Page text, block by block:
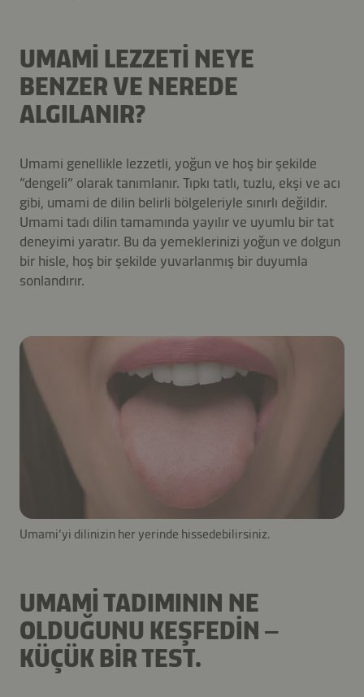
UMAMI LEZZETI NEYE
BENZER VE NEREDE
ALGILANIR?
Umami genellikle lezzetli, yoğun ve hoş bir şekilde
“dengeli” olarak tanımlanır. Tıpkı tatlı, tuzlu, ekşi ve acı
gibi, umami de dilin belirli bölgeleriyle sınırlı değildir.
Umami tadı dilin tamamında yayılır ve uyumlu bir tat
deneyimi yaratır. Bu da yemeklerinizi yoğun ve dolgun
bir hisle, hoş bir şekilde yuvarlanmış bir duyumla
sonlandırır.
Umami’yi dilinizin her yerinde hissedebilirsiniz.
UMAMI TADIMININ NE
OLDUĞUNU KEŞFEDIN –
KÜÇÜK BIR TEST.